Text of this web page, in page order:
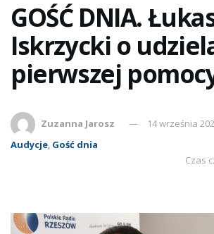
GOŚĆ DNIA.
Iskrzycki o
pierwszej
Zuzanna Jarosz
14 września
Audycje, Gość dnia
Czas